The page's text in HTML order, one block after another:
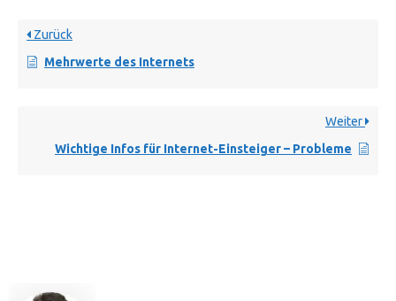
Zurück
Mehrwerte des Internets
Weiter
Wichtige Infos für Internet-Einsteiger – Probleme